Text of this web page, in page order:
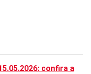
confira a